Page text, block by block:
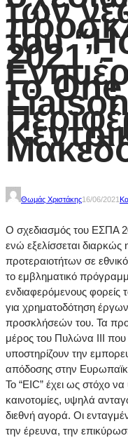
των
του
2021”-
το
Θωμάς Χριστάκης16/06/2021
Ο σχεδιασμός του ΕΣΠΑ
ενώ εξελίσσεται
προτεραιοτήτων σε
το εμβληματικό
ενδιαφερόμενους φορείς
για χρηματοδότηση
προσκλήσεών του. Τα
μέρος του Πυλώνα ΙΙΙ
υποστηρίζουν την
απόδοσης στην
Το “EIC” έχει ως στόχο
καινοτομίες, υψηλά
διεθνή αγορά. Οι
την έρευνα, την